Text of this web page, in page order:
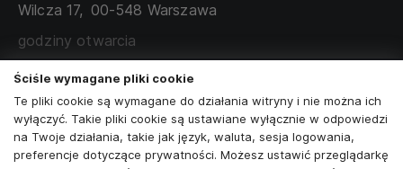
ZAMÓWIENIA KORPORACYJNE
WSPÓŁPRACA Z PARTNERAMI
Wilcza 17, 00-548 Warszawa
godziny otwarcia
poniedziałek - sobota: 11:00 - 19:00
Skontaktuj się z nami
+48573581161
Ściśle wymagane pliki cookie
Te pliki cookie są wymagane do działania witryny i nie można ich
wyłączyć. Takie pliki cookie są ustawiane wyłącznie w odpowiedzi
na Twoje działania, takie jak język, waluta, sesja logowania,
preferencje dotyczące prywatności. Możesz ustawić przeglądarkę